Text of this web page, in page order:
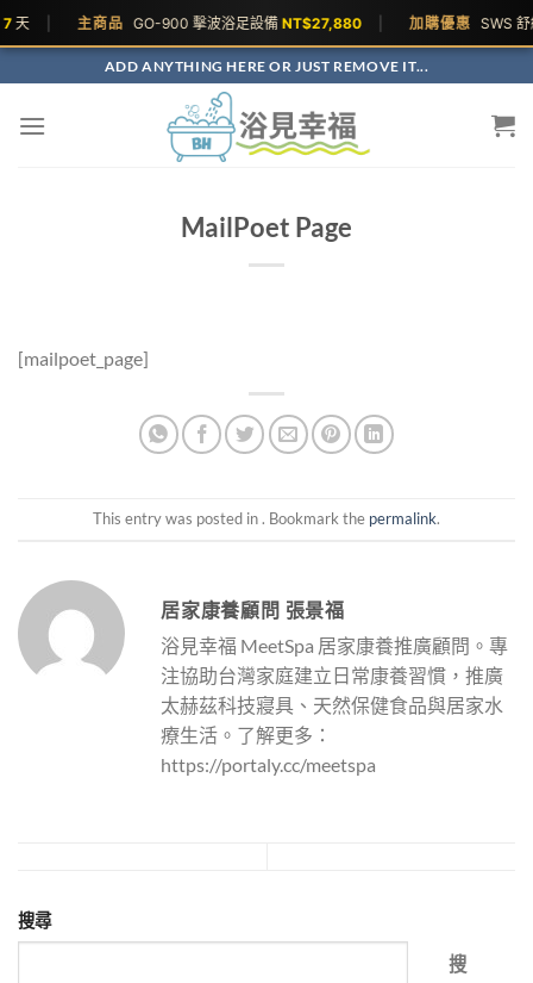
天 主商品 GO-900 擊波浴足設備NT$27,880 加購優惠 SWS 舒
ADD ANYTHING HERE OR JUST REMOVE IT...
MailPoet Page
[mailpoet_page]
This entry was posted in . Bookmark the permalink.
居家康養顧問 張景福
浴見幸福 MeetSpa 居家康養推廣顧問。專
注協助台灣家庭建立日常康養習慣，推廣
太赫茲科技寢具、天然保健食品與居家水
療生活。了解更多：
https://portaly.cc/meetspa
搜尋
搜